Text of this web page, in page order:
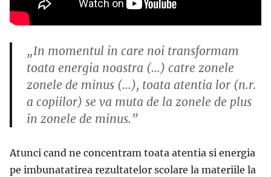
„In momentul in care noi transformam
toata energia noastra (…) catre zonele
zonele de minus (…), toata atentia lor (n.r.
a copiilor) se va muta de la zonele de plus
in zonele de minus.”
Atunci cand ne concentram toata atentia si energia
pe imbunatatirea rezultatelor scolare la materiile la